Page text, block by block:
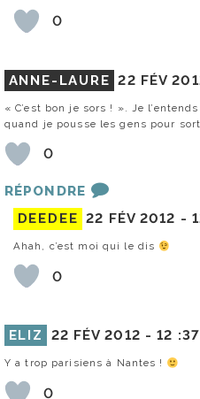
0
ANNE-LAURE 22 FÉV
« C’est bon je sors ! ». Je
quand je pousse les gens pour
0
RÉPONDRE
DEEDEE 22 FÉV 2012 -
Ahah, c’est moi qui le dis
0
ELIZ 22 FÉV 2012 -12 :37
Y a trop parisiens à Nantes !
0